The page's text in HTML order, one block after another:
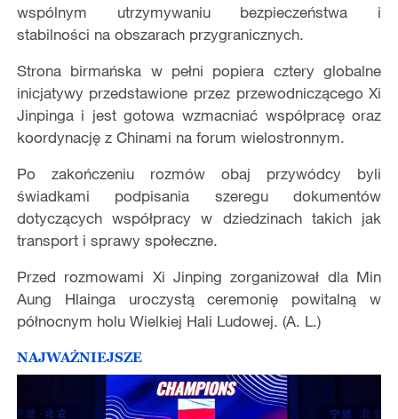
wspólnym utrzymywaniu bezpieczeństwa i
stabilności na obszarach przygranicznych.
Strona birmańska w pełni popiera cztery globalne
inicjatywy przedstawione przez przewodniczącego Xi
Jinpinga i jest gotowa wzmacniać współpracę oraz
koordynację z Chinami na forum wielostronnym.
Po zakończeniu rozmów obaj przywódcy byli
świadkami podpisania szeregu dokumentów
dotyczących współpracy w dziedzinach takich jak
transport i sprawy społeczne.
Przed rozmowami Xi Jinping zorganizował dla Min
Aung Hlainga uroczystą ceremonię powitalną w
północnym holu Wielkiej Hali Ludowej. (A. L.)
NAJWAŻNIEJSZE